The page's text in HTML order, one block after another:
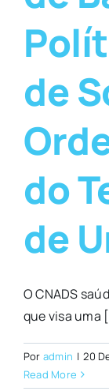
de
do
de
O CNADS
que visa uma
Por admin | 20
Read More